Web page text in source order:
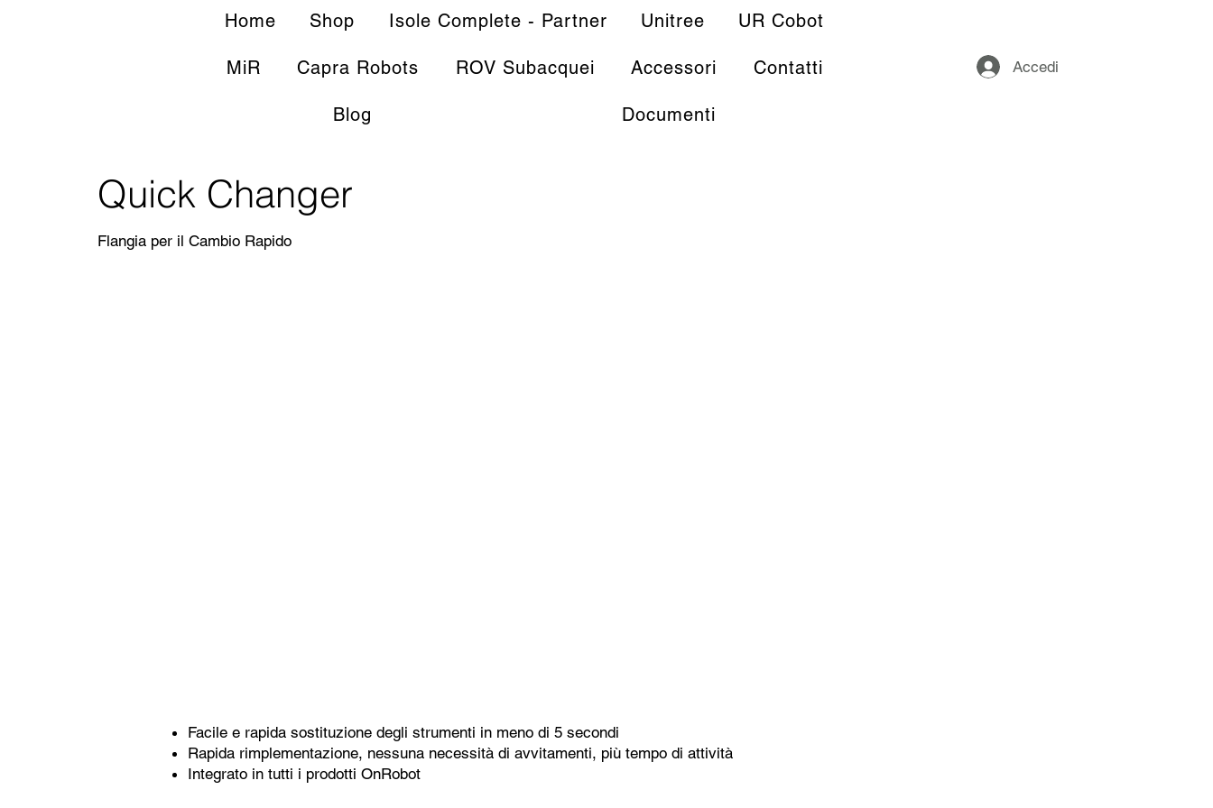
Home Shop Isole Complete - Partner Unitree UR Cobot
MiR Capra Robots ROV Subacquei Accessori Contatti
Blog Documenti
Accedi
Quick Changer
Flangia per il Cambio Rapido
Facile e rapida sostituzione degli strumenti in meno di 5 secondi
Rapida rimplementazione, nessuna necessità di avvitamenti, più tempo di attività
Integrato in tutti i prodotti OnRobot